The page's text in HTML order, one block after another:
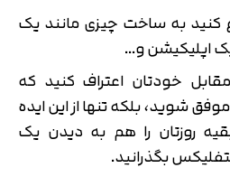
کنید به ساخت چیزی مانند یک
اپلیکیشن و…
خودتان اعتراف کنید که
شوید، بلکه تنها از این ایده
روزتان را هم به دیدن یک
بگذرانید.